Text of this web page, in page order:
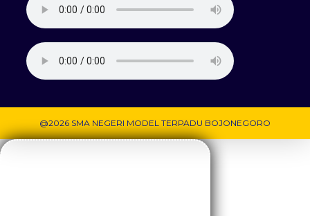
@2026 SMA NEGERI MODEL TERPADU BOJONEGORO